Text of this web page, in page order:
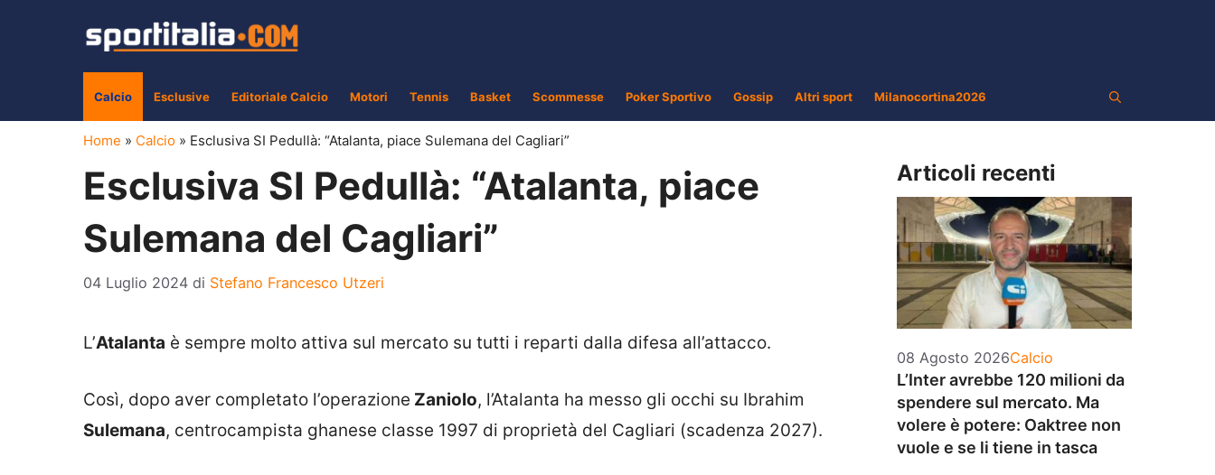
Calcio Esclusive Editoriale Calcio Motori Tennis Basket Scommesse Poker Sportivo Gossip Altri sport Milanocortina2026
Home » Calcio » Esclusiva SI Pedullà: “Atalanta, piace Sulemana del Cagliari”
Esclusiva SI Pedullà: “Atalanta, piace
Sulemana del Cagliari”
04 Luglio 2024 di Stefano Francesco Utzeri
L’Atalanta è sempre molto attiva sul mercato su tutti i reparti dalla difesa all’attacco.
Così, dopo aver completato l’operazione Zaniolo, l’Atalanta ha messo gli occhi su Ibrahim
Sulemana, centrocampista ghanese classe 1997 di proprietà del Cagliari (scadenza 2027).
Articoli recenti
08 Agosto 2026Categorie
Calcio
L’Inter avrebbe 120 milioni da
spendere sul mercato. Ma
volere è potere: Oaktree non
vuole e se li tiene in tasca